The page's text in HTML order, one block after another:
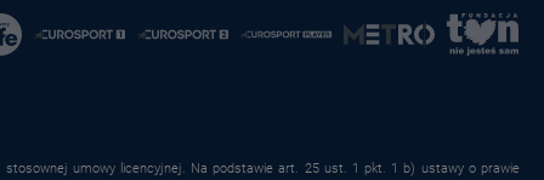
stosownej umowy licencyjnej. Na podstawie art. 25 ust. 1 pkt. 1 b) ustawy o prawie